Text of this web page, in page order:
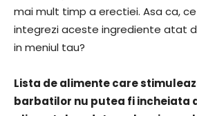
mai mult timp a erectiei. Asa ca,
integrezi aceste ingrediente atat
in meniul tau?
Lista de alimente care
barbatilor nu putea fi incheiata